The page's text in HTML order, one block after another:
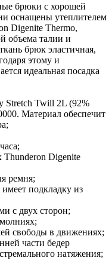
брюки с хорошей
оснащены утеплителем
Digenite Thermo,
объема талии и
брюк эластичная,
этому и
идеальная посадка
Stretch Twill 2L (92%
Материал обеспечит
Thunderon Digenite
ремня;
подкладку из
с двух сторон;
свободы в движениях;
части бедер
натяжения;